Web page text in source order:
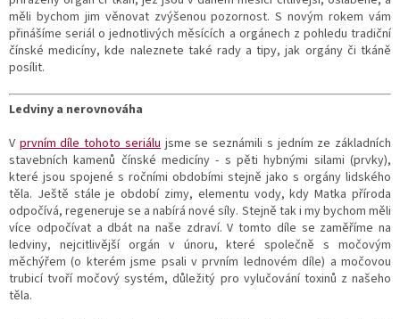
měli bychom jim věnovat zvýšenou pozornost. S novým rokem vám
přinášíme seriál o jednotlivých měsících a orgánech z pohledu tradiční
čínské medicíny, kde naleznete také rady a tipy, jak orgány či tkáně
posílit.
Ledviny a nerovnováha
V prvním díle tohoto seriálu jsme se seznámili s jedním ze základních
stavebních kamenů čínské medicíny - s pěti hybnými silami (prvky),
které jsou spojené s ročními obdobími stejně jako s orgány lidského
těla. Ještě stále je období zimy, elementu vody, kdy Matka příroda
odpočívá, regeneruje se a nabírá nové síly. Stejně tak i my bychom měli
více odpočívat a dbát na naše zdraví. V tomto díle se zaměříme na
ledviny, nejcitlivější orgán v únoru, které společně s močovým
měchýřem (o kterém jsme psali v prvním lednovém díle) a močovou
trubicí tvoří močový systém, důležitý pro vylučování toxinů z našeho
těla.